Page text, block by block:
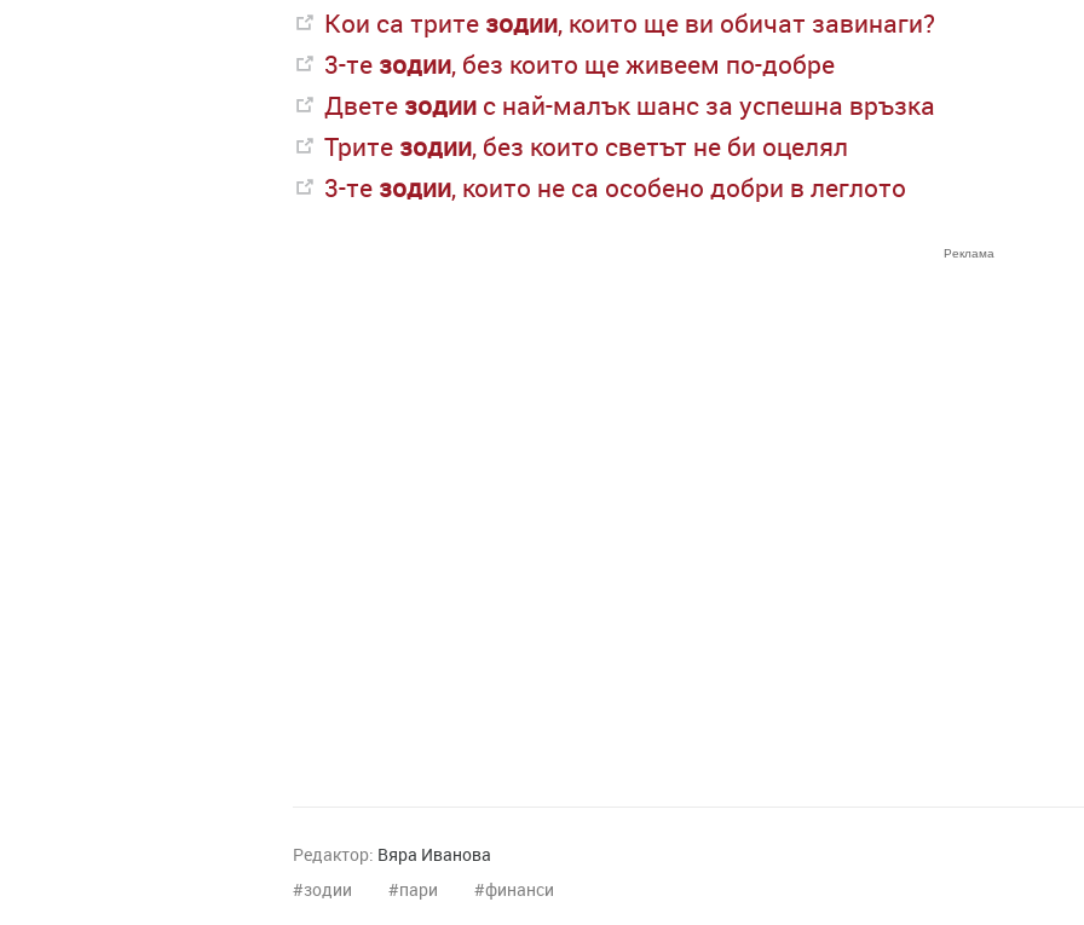
Кои са трите зодии, които ще ви обичат завинаги?
3-те зодии, без които ще живеем по-добре
Двете зодии с най-малък шанс за успешна връзка
Трите зодии, без които светът не би оцелял
3-те зодии, които не са особено добри в леглото
Редактор: Вяра Иванова
зодии
пари финанси